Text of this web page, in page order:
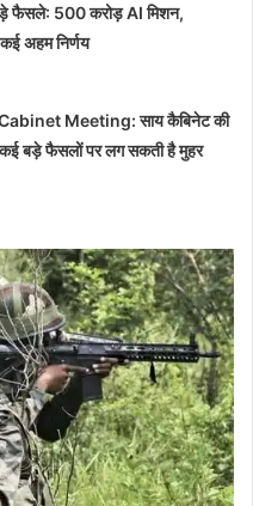
फैसले: 500 करोड़ AI मिशन,
अहम निर्णय
Meeting: साय कैबिनेट की
बड़े फैसलों पर लग सकती है मुहर